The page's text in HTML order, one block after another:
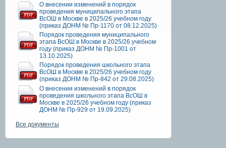
О внесении изменений в порядок
проведения муниципального этапа
ВсОШ в Москве в 2025/26 учебном году
(приказ ДОНМ № Пр-1170 от 08.12.2025)
Порядок проведения муниципального
этапа ВсОШ в Москве в 2025/26 учебном
году (приказ ДОНМ № Пр-1001 от
13.10.2025)
Порядок проведения школьного этапа
ВсОШ в Москве в 2025/26 учебном году
(приказ ДОНМ № Пр-842 от 29.08.2025)
О внесении изменений в порядок
проведения школьного этапа ВсОШ в
Москве в 2025/26 учебном году (приказ
ДОНМ № Пр-929 от 19.09.2025)
Все документы